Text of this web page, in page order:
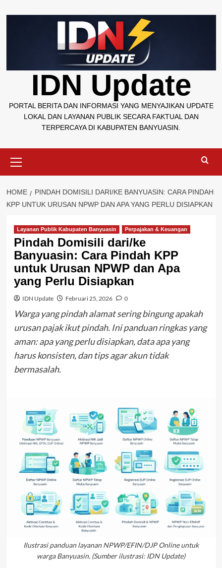
to
IDN Update
PORTAL BERITA DAN INFORMASI YANG MENYAJIKAN UPDATE
LOKAL DAN LAYANAN PUBLIK SECARA FAKTUAL DAN
TERPERCAYA DI KABUPATEN BANYUASIN.
Menu
HOME
PINDAH DOMISILI DARI/KE BANYUASIN: CARA PINDAH
KPP UNTUK URUSAN NPWP DAN APA YANG PERLU DISIAPKAN
Layanan Publik Kabupaten Banyuasin Perpajakan & Keuangan
Pindah Domisili dari/ke
Banyuasin: Cara Pindah KPP
untuk Urusan NPWP dan Apa
yang Perlu Disiapkan
IDN Update Februari 25, 2026 0
Warga yang pindah alamat sering bingung apakah
urusan pajak ikut pindah. Ini panduan ringkas yang
aman: apa yang perlu disiapkan, data apa yang
harus konsisten, dan tips agar akun tidak
bermasalah.
Ilustrasi panduan layanan NPWP/EFIN/DJP Online untuk
warga Banyuasin. (Sumber ilustrasi: IDN Update)